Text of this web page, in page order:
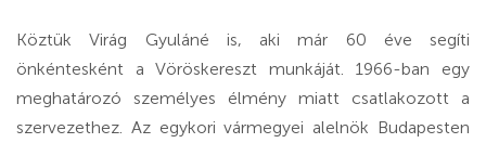
Köztük Virág Gyuláné is, aki már 60 éve segíti
önkéntesként a Vöröskereszt munkáját. 1966-ban egy
meghatározó személyes élmény miatt csatlakozott a
szervezethez. Az egykori vármegyei alelnök Budapesten